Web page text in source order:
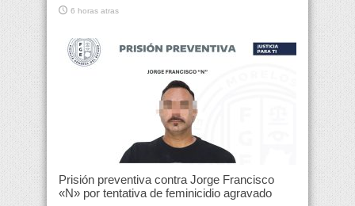
6 horas atras
Prisión preventiva contra Jorge Francisco
«N» por tentativa de feminicidio agravado